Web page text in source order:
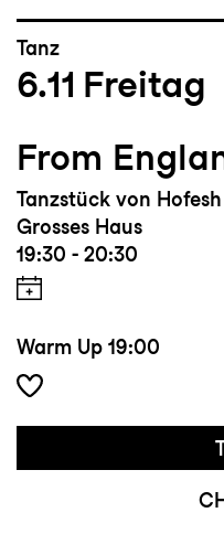
Tanz
6.11 Freitag
From
Tanzstück von
Grosses Haus
19:30 - 20:30
Warm Up 19:00